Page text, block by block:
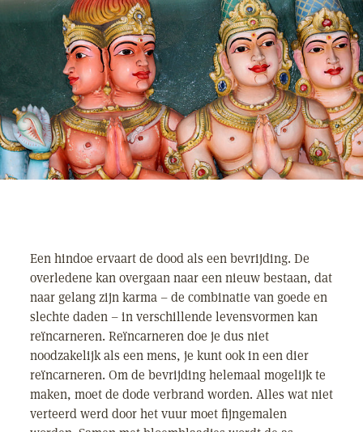
Een hindoe ervaart de dood als een bevrijding. De
overledene kan overgaan naar een nieuw bestaan, dat
naar gelang zijn karma – de combinatie van goede en
slechte daden – in verschillende levensvormen kan
reïncarneren. Reïncarneren doe je dus niet
noodzakelijk als een mens, je kunt ook in een dier
reïncarneren. Om de bevrijding helemaal mogelijk te
maken, moet de dode verbrand worden. Alles wat niet
verteerd werd door het vuur moet fijngemalen